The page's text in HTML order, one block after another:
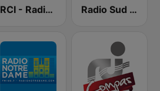
RCI - Radio Caraïbes International Guadeloupe Radio Sud Est